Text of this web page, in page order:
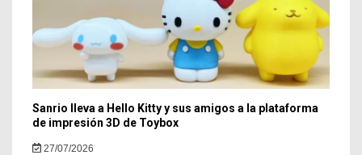
Sanrio lleva a Hello Kitty y sus amigos a la plataforma
de impresión 3D de Toybox
27/07/2026